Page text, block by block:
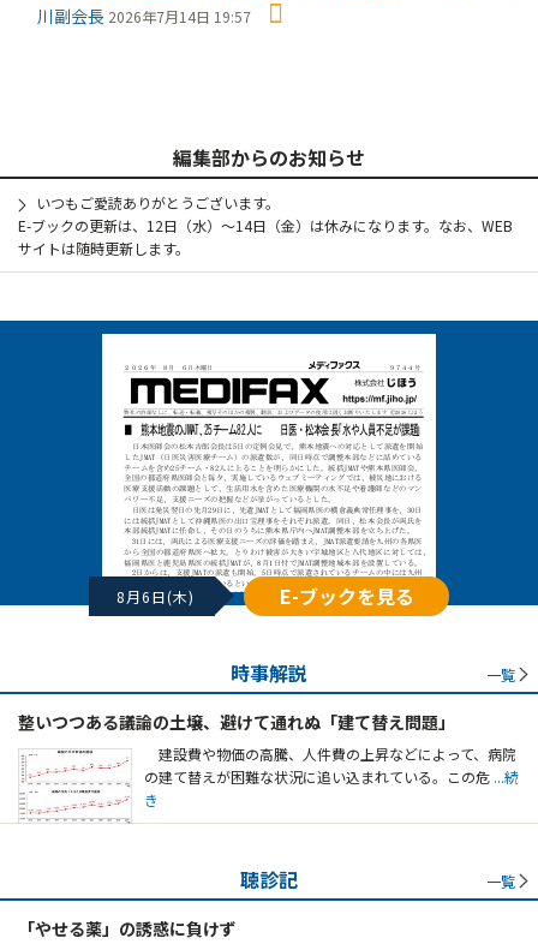
川副会長 2026年7月14日 19:57
編集部からのお知らせ
いつもご愛読ありがとうございます。
E-ブックの更新は、12日（水）～14日（金）は休みになります。なお、WEB
サイトは随時更新します。
8月6日(木) E-ブックを見る
時事解説 一覧
整いつつある議論の土壌、避けて通れぬ「建て替え問題」
建設費や物価の高騰、人件費の上昇などによって、病院
の建て替えが困難な状況に追い込まれている。この危 ...続
き
聴診記 一覧
「やせる薬」の誘惑に負けず